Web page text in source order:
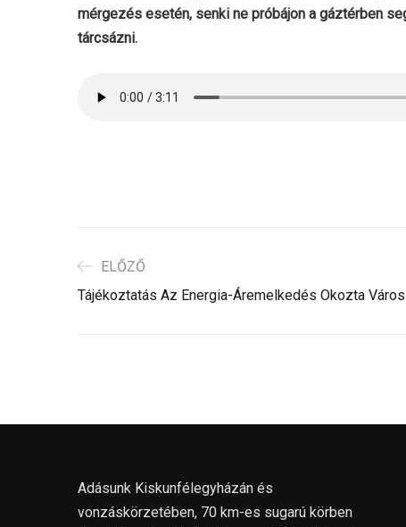
mérgezés esetén, senki ne próbájon a gáztérben
tárcsázni.
ELŐZŐ
Tájékoztatás Az Energia-Áremelkedés Okozta
Adásunk Kiskunfélegyházán és
vonzáskörzetében, 70 km-es sugarú körben